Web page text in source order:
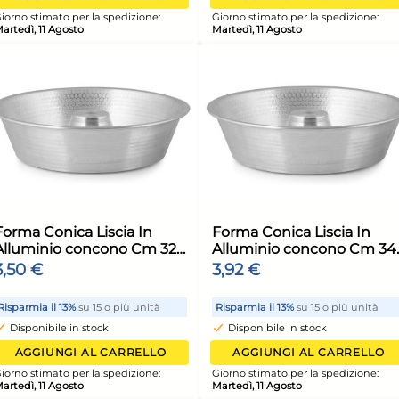
Forma Conica Liscia In
Alluminio concono Cm 22
Argento Habi